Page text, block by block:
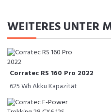
WEITERES UNTER
Corratec RS 160 Pro 2022
625 Wh Akku Kapazität